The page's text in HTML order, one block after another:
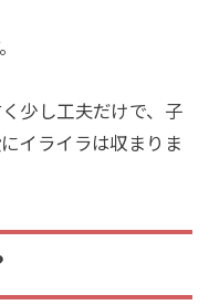
少し工夫だけで、子
イライラは収まりま